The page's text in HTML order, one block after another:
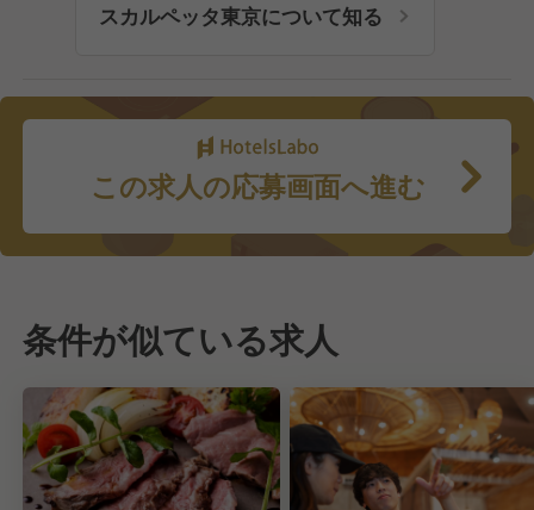
スカルペッタ東京について知る
この求人の応募画面へ進む
条件が似ている求人